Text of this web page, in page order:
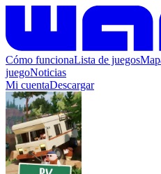
Cómo funcionaLista de juegos
juegoNoticias
Mi cuentaDescargar